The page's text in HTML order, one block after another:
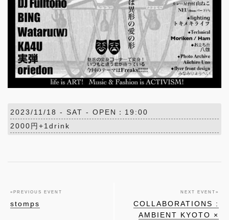
2023/11/18 - SAT - OPEN：19:00
2000円+1drink
« PREVIOUS EVENT
stomps
NEXT EVENT »
COLLABORATIONS :
AMBIENT KYOTO ×